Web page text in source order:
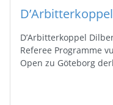
D’Arbitterkoppel
Referee Programme
Open zu Göteborg